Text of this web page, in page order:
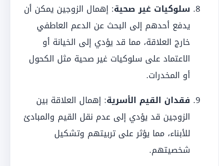
سلوكيات غير صحية: إهمال الزوجين يمكن أن
يدفع أحدهم إلى البحث عن الدعم العاطفي
خارج العلاقة، مما قد يؤدي إلى الخيانة أو
الاعتماد على سلوكيات غير صحية مثل الكحول
أو المخدرات.
فقدان القيم الأسرية: إهمال العلاقة بين
الزوجين قد يؤدي إلى عدم نقل القيم والمبادئ
للأبناء، مما يؤثر على تربيتهم وتشكيل
شخصيتهم.